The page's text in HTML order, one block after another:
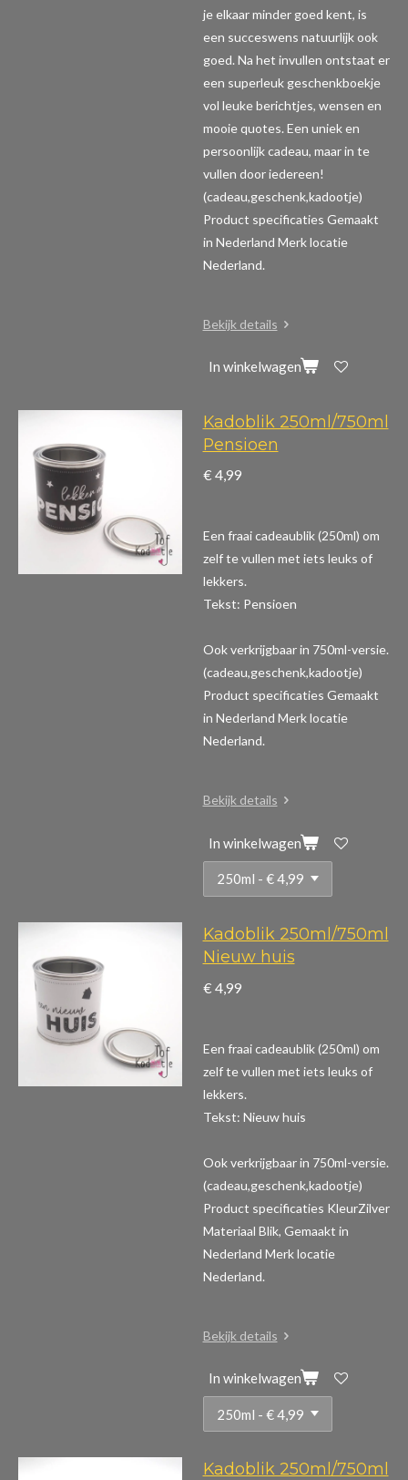
je elkaar minder goed kent, is
een succeswens natuurlijk ook
goed. Na het invullen ontstaat er
een superleuk geschenkboekje
vol leuke berichtjes, wensen en
mooie quotes. Een uniek en
persoonlijk cadeau, maar in te
vullen door iedereen!
(cadeau,geschenk,kadootje)
Product specificaties Gemaakt
in Nederland Merk locatie
Nederland.
Bekijk details
In winkelwagen
Kadoblik 250ml/750ml
Pensioen
€ 4,99
Een fraai cadeaublik (250ml) om
zelf te vullen met iets leuks of
lekkers.
Tekst: Pensioen
Ook verkrijgbaar in 750ml-versie.
(cadeau,geschenk,kadootje)
Product specificaties Gemaakt
in Nederland Merk locatie
Nederland.
Bekijk details
In winkelwagen
Kadoblik 250ml/750ml
Nieuw huis
€ 4,99
Een fraai cadeaublik (250ml) om
zelf te vullen met iets leuks of
lekkers.
Tekst: Nieuw huis
Ook verkrijgbaar in 750ml-versie.
(cadeau,geschenk,kadootje)
Product specificaties KleurZilver
Materiaal Blik, Gemaakt in
Nederland Merk locatie
Nederland.
Bekijk details
In winkelwagen
Kadoblik 250ml/750ml